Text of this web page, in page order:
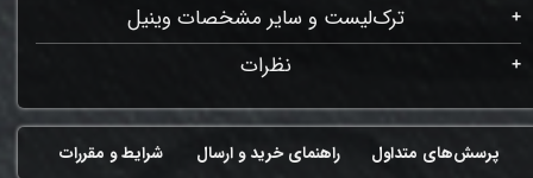
ترک‌لیست و سایر مشخصات وینیل
نظرات
شرایط و مقررات راهنمای خرید و ارسال پرسش‌های متداول